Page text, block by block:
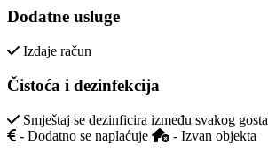
Dodatne usluge
Izdaje račun
Čistoća i dezinfekcija
Smještaj se dezinficira između svakog gosta
- Dodatno se naplaćuje
- Izvan objekta